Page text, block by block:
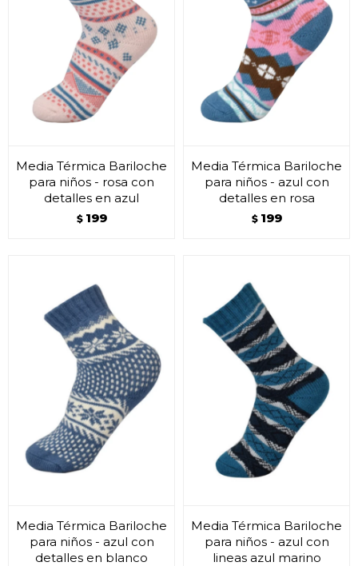
Media Térmica Bariloche
para niños - rosa con
detalles en azul
$ 199
Media Térmica Bariloche
para niños - azul con
detalles en rosa
$ 199
Media Térmica Bariloche
para niños - azul con
detalles en blanco
Media Térmica Bariloche
para niños - azul con
lineas azul marino